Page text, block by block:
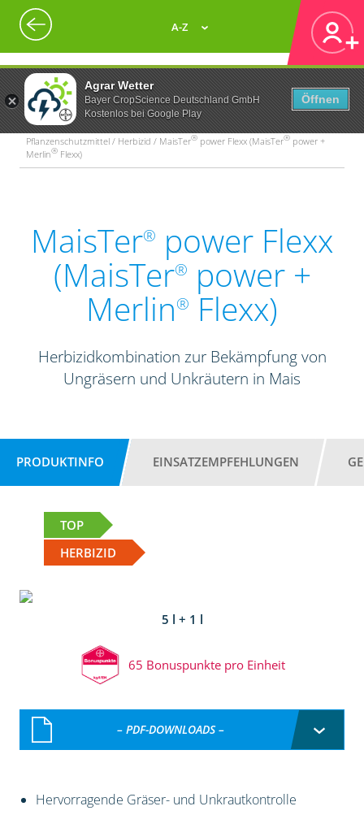
Agrar Wetter
Bayer CropScience Deutschland GmbH
Kostenlos bei Google Play
Öffnen
A-Z
Pflanzenschutzmittel / Herbizid / MaisTer® power Flexx (MaisTer® power +
Merlin® Flexx)
MaisTer® power Flexx
(MaisTer® power +
Merlin® Flexx)
Herbizidkombination zur Bekämpfung von
Ungräsern und Unkräutern in Mais
PRODUKTINFO EINSATZEMPFEHLUNGEN
TOP
HERBIZID
5 l + 1 l
65 Bonuspunkte pro Einheit
– PDF-DOWNLOADS –
Hervorragende Gräser- und Unkrautkontrolle